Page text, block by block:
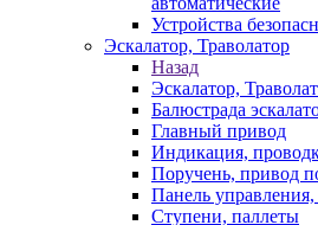
Устройства
Эскалатор, Траволатор
Назад
Эскалатор,
Балюстрада
Главный привод
Индикация,
Поручень, привод
Панель
Ступени, паллеты